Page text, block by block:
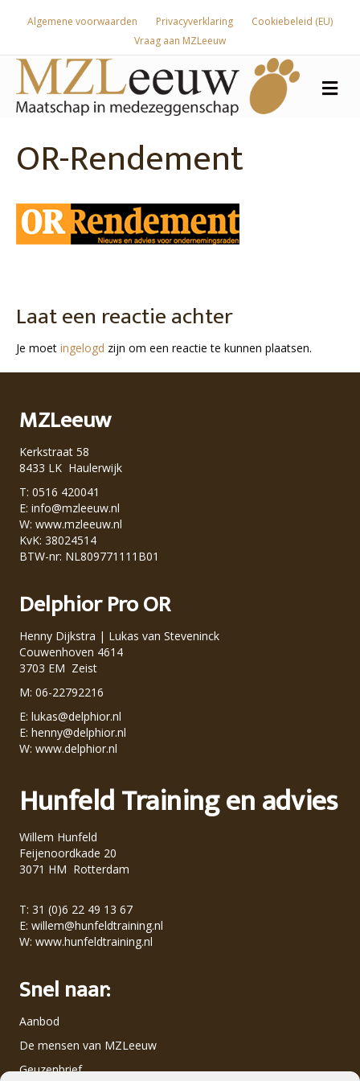
Algemene voorwaarden Privacyverklaring
Cookiebeleid (EU)
Vraag aan MZLeeuw
OR-Rendement
Laat een reactie achter
Je moet ingelogd zijn om een reactie te kunnen plaatsen.
MZLeeuw
Kerkstraat 58
8433 LK Haulerwijk
T: 0516 420041
E: info@mzleeuw.nl
W: www.mzleeuw.nl
KvK: 38024514
BTW-nr: NL809771111B01
Delphior Pro OR
Henny Dijkstra | Lukas van Steveninck
Couwenhoven 4614
3703 EM Zeist
M: 06-22792216
E: lukas@delphior.nl
E: henny@delphior.nl
W: www.delphior.nl
Hunfeld Training en advies
Willem Hunfeld
Feijenoordkade 20
3071 HM Rotterdam
T: 31 (0)6 22 49 13 67
E: willem@hunfeldtraining.nl
W: www.hunfeldtraining.nl
Snel naar:
Aanbod
De mensen van MZLeeuw
Geuzenbrief